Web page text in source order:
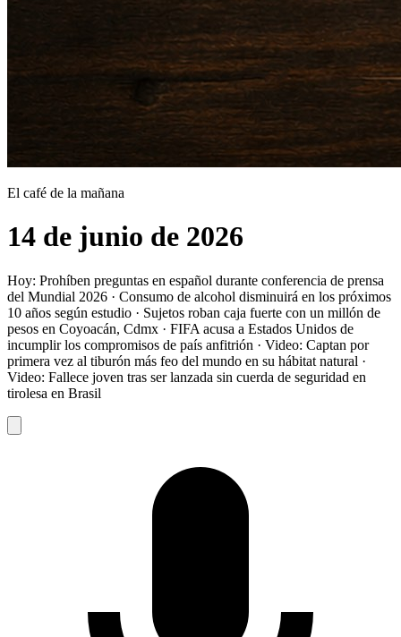
El café de la mañana
14 de junio de 2026
Hoy: Prohíben preguntas en español durante conferencia de prensa
del Mundial 2026 · Consumo de alcohol disminuirá en los próximos
10 años según estudio · Sujetos roban caja fuerte con un millón de
pesos en Coyoacán, Cdmx · FIFA acusa a Estados Unidos de
incumplir los compromisos de país anfitrión · Video: Captan por
primera vez al tiburón más feo del mundo en su hábitat natural ·
Video: Fallece joven tras ser lanzada sin cuerda de seguridad en
tirolesa en Brasil